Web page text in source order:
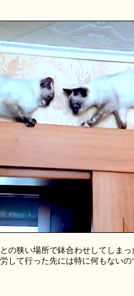
の狭い場所で鉢合わせしてしま
して行った先には特に何もない